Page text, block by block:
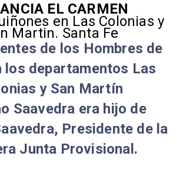
EL CARMEN
en Las Colonias y
Martin. Santa Fe
de los Hombres de
los departamentos Las
y San Martín
Saavedra era hijo de
Presidente de la
Junta Provisional.